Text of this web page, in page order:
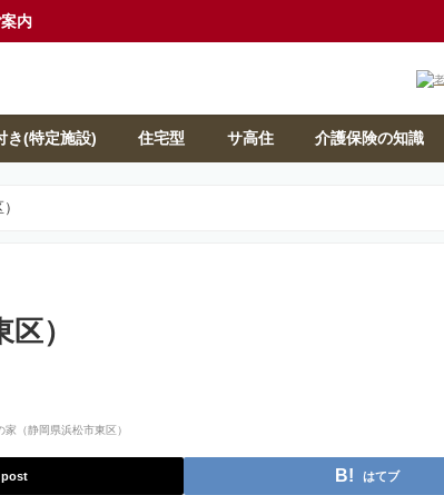
内
き(特定施設) 住宅型 サ高住 介護保険の知識
）
post はてブ